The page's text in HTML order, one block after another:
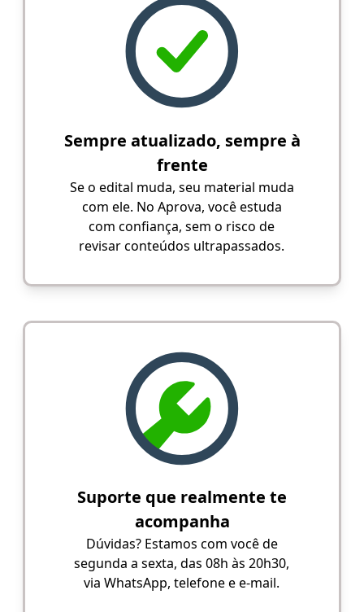
Sempre atualizado, sempre à
frente
Se o edital muda, seu material muda
com ele. No Aprova, você estuda
com confiança, sem o risco de
revisar conteúdos ultrapassados.
Suporte que realmente te
acompanha
Dúvidas? Estamos com você de
segunda a sexta, das 08h às 20h30,
via WhatsApp, telefone e e-mail.